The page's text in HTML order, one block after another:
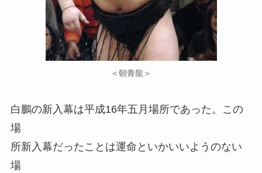
＜朝青龍＞
白鵬の新入幕は平成16年五月場所であった。この
場
所新入幕だったことは運命といかいいようのない
場